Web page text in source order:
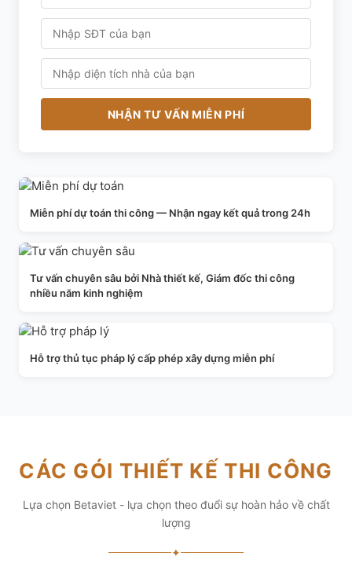
NHẬN TƯ VẤN MIỄN PHÍ
Miễn phí dự toán thi công — Nhận ngay kết quả trong 24h
Tư vấn chuyên sâu bởi Nhà thiết kế, Giám đốc thi công
nhiều năm kinh nghiệm
Hỗ trợ thủ tục pháp lý cấp phép xây dựng miễn phí
CÁC GÓI THIẾT KẾ THI CÔNG
Lựa chọn Betaviet - lựa chọn theo đuổi sự hoàn hảo về chất
lượng
✦